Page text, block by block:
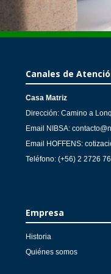
Canales de
Casa Matriz
Dirección: Camino a
Email NIBSA:
Email HOFFENS:
Teléfono: (+56) 2 2726
Empresa
Historia
Quiénes somos